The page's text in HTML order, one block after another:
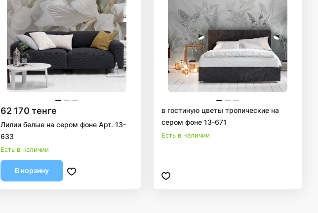
62 170 тенге
Лилии белые на сером фоне Арт. 13-
633
Есть в наличии
В корзину
в гостиную цветы тропические на
сером фоне 13-671
Есть в наличии